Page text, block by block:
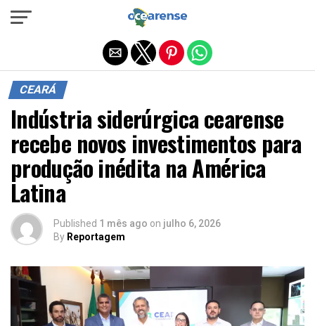
CEARÁ
Indústria siderúrgica cearense
recebe novos investimentos para
produção inédita na América
Latina
Published 1 mês ago on julho 6, 2026
By Reportagem
Sair da versão mobile